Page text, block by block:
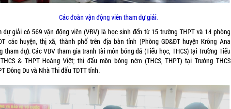
Các đoàn vận động viên tham dự giải.
dự giải có 569 vận động viên (VĐV) là học sinh đến từ 15 trường THPT và 14 phòng
các huyện, thị xã, thành phố trên địa bàn tỉnh (Phòng GD&ĐT huyện Krông Ana
tham dự). Các VĐV tham gia tranh tài môn bóng đá (Tiểu học, THCS) tại Trường Tiểu
& THPT Hoàng Việt; thi đấu môn bóng ném (THCS, THPT) tại Trường THCS
Đông Du và Nhà Thi đấu TDTT tỉnh.